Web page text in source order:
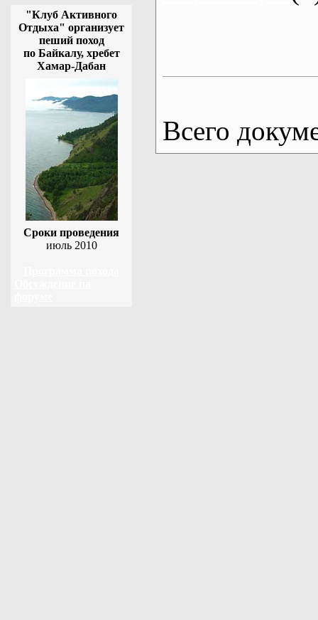
"Клуб Активного
Отдыха" организует
пеший поход
по Байкалу, хребет
Хамар-Дабан
Сроки проведения
июль 2010
Всего